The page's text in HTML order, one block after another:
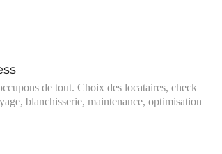
de tout. Choix des locataires, check
blanchisserie, maintenance, optimisation